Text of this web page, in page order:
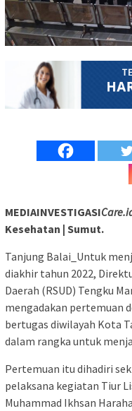
MEDIAINVESTIGASI
Kesehatan | Sumut.
Tanjung Balai_Untuk
diakhir tahun 2022,
Daerah (RSUD) Tengku
mengadakan pertemuan
bertugas diwilayah Kota
dalam rangka untuk
Pertemuan itu dihadiri
pelaksana kegiatan Tiur
Muhammad Ikhsan